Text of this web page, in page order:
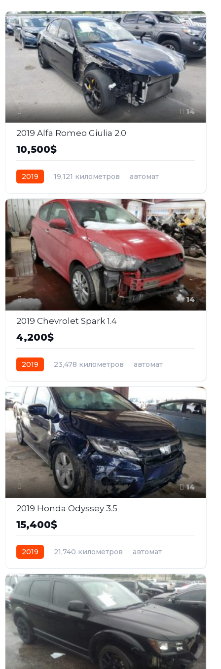
14
2019 Alfa Romeo Giulia 2.0
10,500$
2019 19,121 километров
автомат
14
2019 Chevrolet Spark 1.4
4,200$
2019 23,478 километров
автомат
14
2019 Honda Odyssey 3.5
15,400$
2019 21,740 километров
автомат